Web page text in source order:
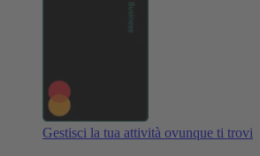
Gestisci la tua attività ovunque ti trovi